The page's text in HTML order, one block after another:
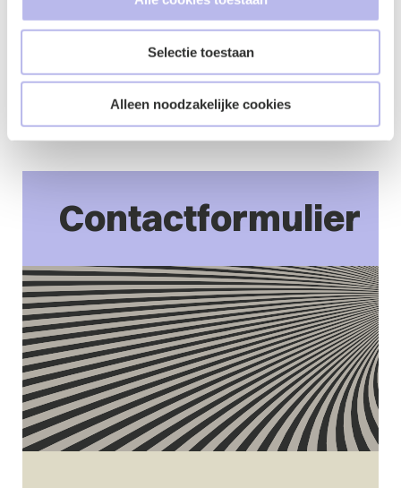
Selectie toestaan
Alleen noodzakelijke cookies
een alternatieve geschilbeslechting via arbitrage c.q.
bindend advies. Heb je hier vragen over? Neem dan
Jos van der Wijst.[1]
Amsterdam, 23 april 2024, ECLI:NL:GHAMS:2024:1070
Gerechtshof Amsterdam, 15 juli 2025,
Contactformulier